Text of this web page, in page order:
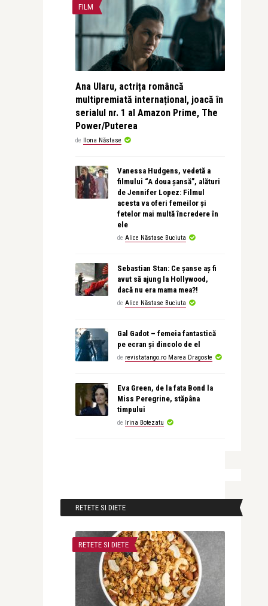
FILM
Ana Ularu, actrița româncă
multipremiată internațional, joacă în
serialul nr. 1 al Amazon Prime, The
Power/Puterea
de Ilona Năstase
Vanessa Hudgens, vedetă a
filmului “A doua șansă”, alături
de Jennifer Lopez: Filmul
acesta va oferi femeilor și
fetelor mai multă încredere în
ele
de Alice Năstase Buciuta
Sebastian Stan: Ce șanse aș fi
avut să ajung la Hollywood,
dacă nu era mama mea?!
de Alice Năstase Buciuta
Gal Gadot – femeia fantastică
pe ecran și dincolo de el
de revistatango.ro Marea Dragoste
Eva Green, de la fata Bond la
Miss Peregrine, stăpâna
timpului
de Irina Botezatu
RETETE SI DIETE
RETETE SI DIETE